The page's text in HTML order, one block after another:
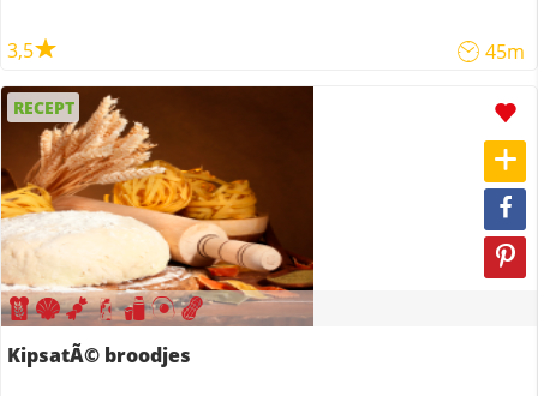
3,5 45m
RECEPT
KipsatÃ© broodjes